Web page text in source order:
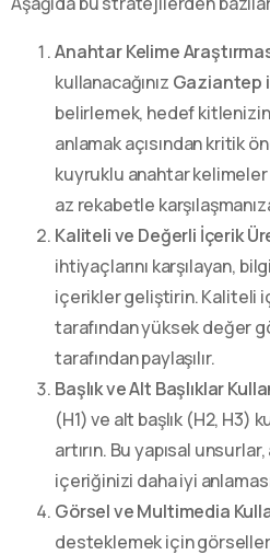
Anahtar Kelime
kullanacağınız Gaziantep
belirlemek, hedef kitlenizin
anlamak açısından kritik
kuyruklu anahtar
az rekabetle
Kaliteli ve Değerli İçerik
ihtiyaçlarını karşılayan,
içerikler geliştirin. Kaliteli
tarafından yüksek değer
tarafından paylaşılır.
Başlık ve Alt Başlıklar
(H1) ve alt başlık (H2, H3)
artırın. Bu yapısal
içeriğinizi daha iyi
Görsel ve Multimedia
desteklemek için